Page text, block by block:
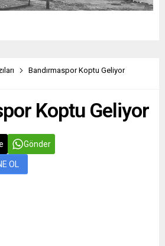
Bandırmaspor Koptu Geliyor
Koptu Geliyor
Gönder
OL